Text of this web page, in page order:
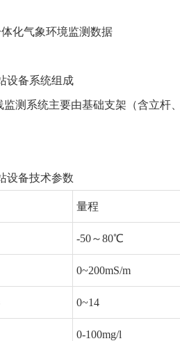
化气象环境监测数据
设备系统组成
监测系统主要由基础支架（含立杆
设备技术参数
量程
-50～80℃
0~200mS/m
0~14
0-100mg/l